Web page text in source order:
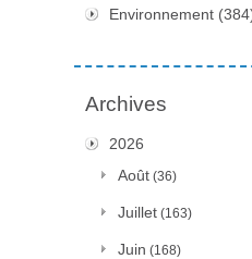
Environnement
Archives
2026
Août (36)
Juillet (163)
Juin (168)